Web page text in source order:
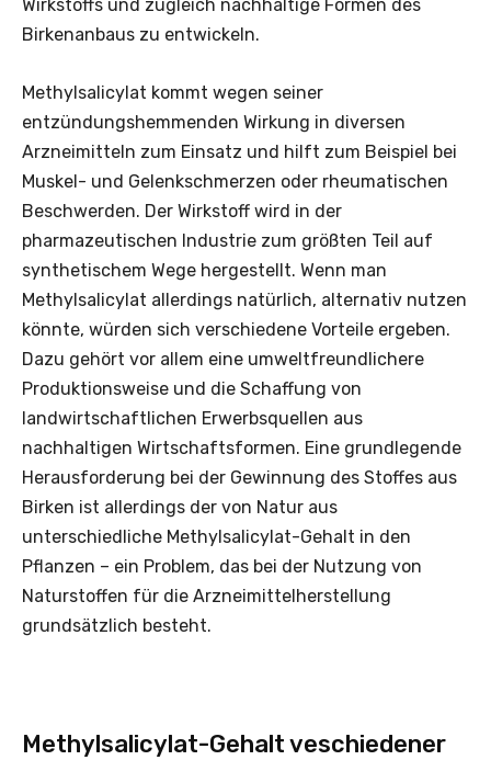
Wirkstoffs und zugleich nachhaltige Formen des
Birkenanbaus zu entwickeln.
Methylsalicylat kommt wegen seiner
entzündungshemmenden Wirkung in diversen
Arzneimitteln zum Einsatz und hilft zum Beispiel bei
Muskel- und Gelenkschmerzen oder rheumatischen
Beschwerden. Der Wirkstoff wird in der
pharmazeutischen Industrie zum größten Teil auf
synthetischem Wege hergestellt. Wenn man
Methylsalicylat allerdings natürlich, alternativ nutzen
könnte, würden sich verschiedene Vorteile ergeben.
Dazu gehört vor allem eine umweltfreundlichere
Produktionsweise und die Schaffung von
landwirtschaftlichen Erwerbsquellen aus
nachhaltigen Wirtschaftsformen. Eine grundlegende
Herausforderung bei der Gewinnung des Stoffes aus
Birken ist allerdings der von Natur aus
unterschiedliche Methylsalicylat-Gehalt in den
Pflanzen – ein Problem, das bei der Nutzung von
Naturstoffen für die Arzneimittelherstellung
grundsätzlich besteht.
Methylsalicylat-Gehalt veschiedener